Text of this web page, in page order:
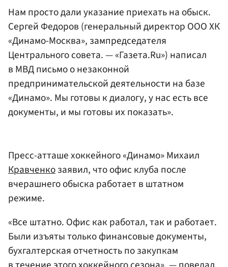
Нам просто дали указание приехать на обыск.
Сергей Федоров (генеральный директор ООО ХК
«Динамо-Москва», зампредседателя
Центрального совета. — «Газета.Ru») написал
в МВД письмо о незаконной
предпринимательской деятельности на базе
«Динамо». Мы готовы к диалогу, у нас есть все
документы, и мы готовы их показать».
Пресс-атташе хоккейного «Динамо» Михаил
Кравченкозаявил, что офис клуба после
вчерашнего обыска работает в штатном
режиме.
«Все штатно. Офис как работал, так и работает.
Были изъяты только финансовые документы,
бухгалтерская отчетность по закупкам